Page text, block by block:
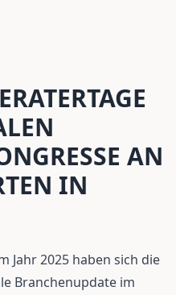
AN
IN
Jahr 2025 haben sich die
Branchenupdate im